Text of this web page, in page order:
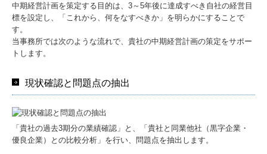
中期経営計画を策定する目的は、3～5年後に達成すべき自社の経営目
標を設定し、「これから、何をなすべきか」を明らかにすることで
す。
当事務所では次のような流れで、貴社の中期経営計画の策定をサポー
トします。
現状確認と問題点の抽出
「貴社の過去3期分の業績確認」と、「貴社と同業他社（黒字企業・
優良企業）との比較分析」を行い、問題点を抽出します。